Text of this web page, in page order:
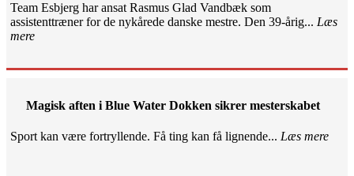
Team Esbjerg har ansat Rasmus Glad Vandbæk som
assistenttræner for de nykårede danske mestre. Den 39-årig... Læs
mere
Magisk aften i Blue Water Dokken sikrer mesterskabet
Sport kan være fortryllende. Få ting kan få lignende... Læs mere